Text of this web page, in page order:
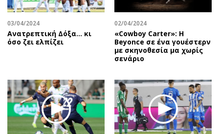
Υγεία
Πολιτική
Βουλευτικές 2026
Δημοσκοπήσεις
Διπλωματία
Αθλητισμός
Κύπρος
The Hill
Υγεία
Αγγελίες
Ενοικιάζονται
Ζητούν εργασία
Θέσεις εργασίας
Geek
Νέα
03/04/2024
Ανατρεπτική Δόξα… κι
όσο ζει ελπίζει
02/04/2024
«Cowboy Carter»: H
Beyonce σε ένα γουέστερν
με σκηνοθεσία μα χωρίς
σενάριο